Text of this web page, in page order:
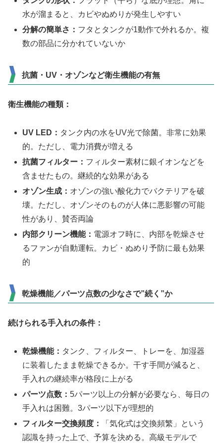
水が溜まると、カビやぬめりが発生しやすい
分解の簡単さ： フタとタンクが1動作で外れるか。複
数の部品に分かれていないか
抗菌・UV・オゾンなど衛生機能の有無
衛生機能の種類：
UV LED： タンク内の水をUV光で除菌。非常に効果
的。ただし、電力消費が増える
抗菌フィルター： フィルター素材に銀イオンなどを
含ませたもの。継続的な効果がある
オゾン生成： オゾンの強い酸化力でバクテリアを破
壊。ただし、オゾンそのものが人体に悪影響の可能
性があり、賛否両論
内部クリーン機能： 電源オフ時に、内部を乾燥させ
るファンが自動運転。カビ・ぬめり予防に最も効果
的
乾燥機能／パーツ点数の少なさで”続く”か
続けられる手入れの条件：
乾燥機能： タンク、フィルター、トレーを、加湿器
に装着したまま乾燥できるか。干す手間が減ると、
手入れの継続率が格段に上がる
パーツ点数：5パーツ以上の分解が必要なら、毎日の
手入れは困難。3パーツ以下が理想的
フィルター交換頻度：
「気化式は交換頻繁」という
認識を持った上で、予算を決める。高級モデルで